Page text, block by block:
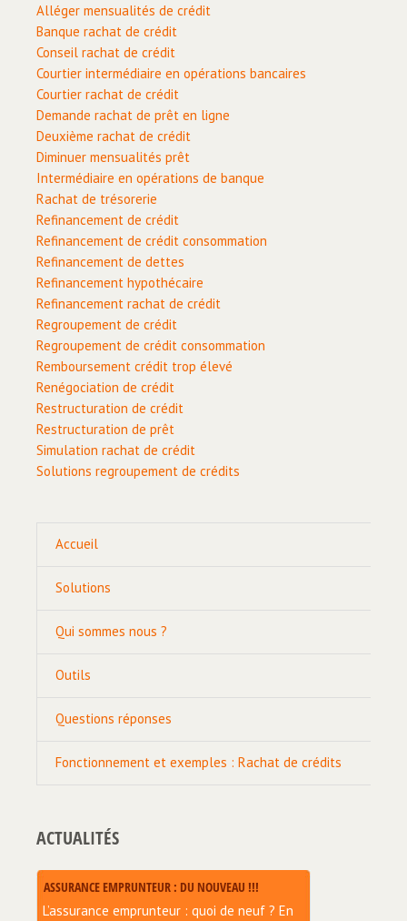
Alléger mensualités de crédit
Banque rachat de crédit
Conseil rachat de crédit
Courtier intermédiaire en opérations bancaires
Courtier rachat de crédit
Demande rachat de prêt en ligne
Deuxième rachat de crédit
Diminuer mensualités prêt
Intermédiaire en opérations de banque
Rachat de trésorerie
Refinancement de crédit
Refinancement de crédit consommation
Refinancement de dettes
Refinancement hypothécaire
Refinancement rachat de crédit
Regroupement de crédit
Regroupement de crédit consommation
Remboursement crédit trop élevé
Renégociation de crédit
Restructuration de crédit
Restructuration de prêt
Simulation rachat de crédit
Solutions regroupement de crédits
Accueil
Solutions
Qui sommes nous ?
Outils
Questions réponses
Fonctionnement et exemples : Rachat de crédits
ACTUALITÉS
ASSURANCE EMPRUNTEUR : DU NOUVEAU !!!
L’assurance emprunteur : quoi de neuf ? En